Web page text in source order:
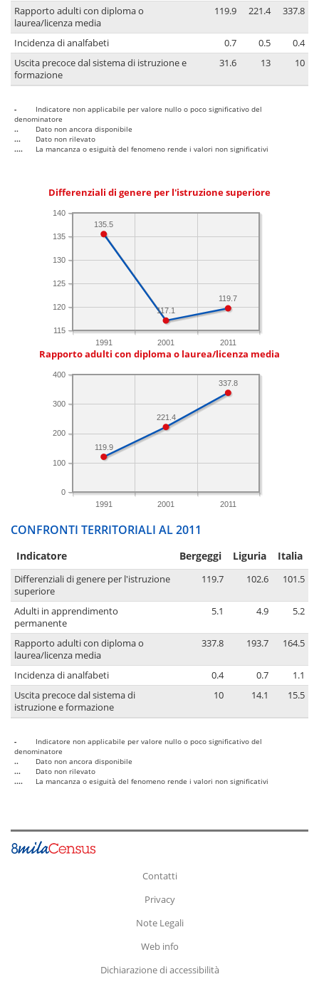
Rapporto adulti con diploma o
laurea/licenza media
119.9 221.4 337.8
Incidenza di analfabeti 0.7 0.5
0.4
Uscita precoce dal sistema di istruzione e
formazione
31.6 13 10
-
Indicatore non applicabile per valore nullo o poco significativo del
denominatore
..
Dato non ancora disponibile
...
Dato non rilevato
....
La mancanza o esiguità del fenomeno rende i valori non significativi
Differenziali di genere per l'istruzione superiore
1991 2001 2011
115
120
125
130
135
140
119.7
117.1
135.5
Rapporto adulti con diploma o laurea/licenza media
1991 2001 2011
0
100
200
300
400
337.8
221.4
119.9
CONFRONTI TERRITORIALI AL 2011
Indicatore Bergeggi Liguria Italia
Differenziali di genere per l'istruzione
superiore
119.7 102.6 101.5
Adulti in apprendimento
permanente
5.1 4.9 5.2
Rapporto adulti con diploma o
laurea/licenza media
337.8 193.7 164.5
Incidenza di analfabeti 0.4 0.7
1.1
Uscita precoce dal sistema di
istruzione e formazione
10 14.1 15.5
-
Indicatore non applicabile per valore nullo o poco significativo del
denominatore
..
Dato non ancora disponibile
...
Dato non rilevato
....
La mancanza o esiguità del fenomeno rende i valori non significativi
Contatti
Privacy
Note Legali
Web info
Dichiarazione di accessibilità